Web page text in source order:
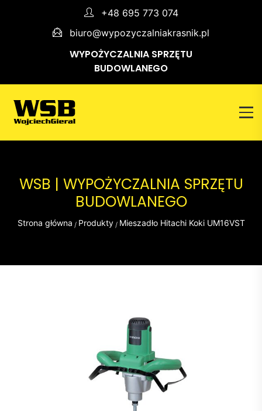
+48 695 773 074
biuro@wypozyczalniakrasnik.pl
WYPOŻYCZALNIA SPRZĘTU
BUDOWLANEGO
WSB | WYPOŻYCZALNIA SPRZĘTU
BUDOWLANEGO
Strona główna Produkty Mieszadło Hitachi Koki UM16VST